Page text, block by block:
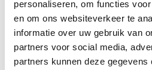
personaliseren, om functies
en om ons websiteverkeer te
informatie over uw gebruik van
partners voor social media,
partners kunnen deze